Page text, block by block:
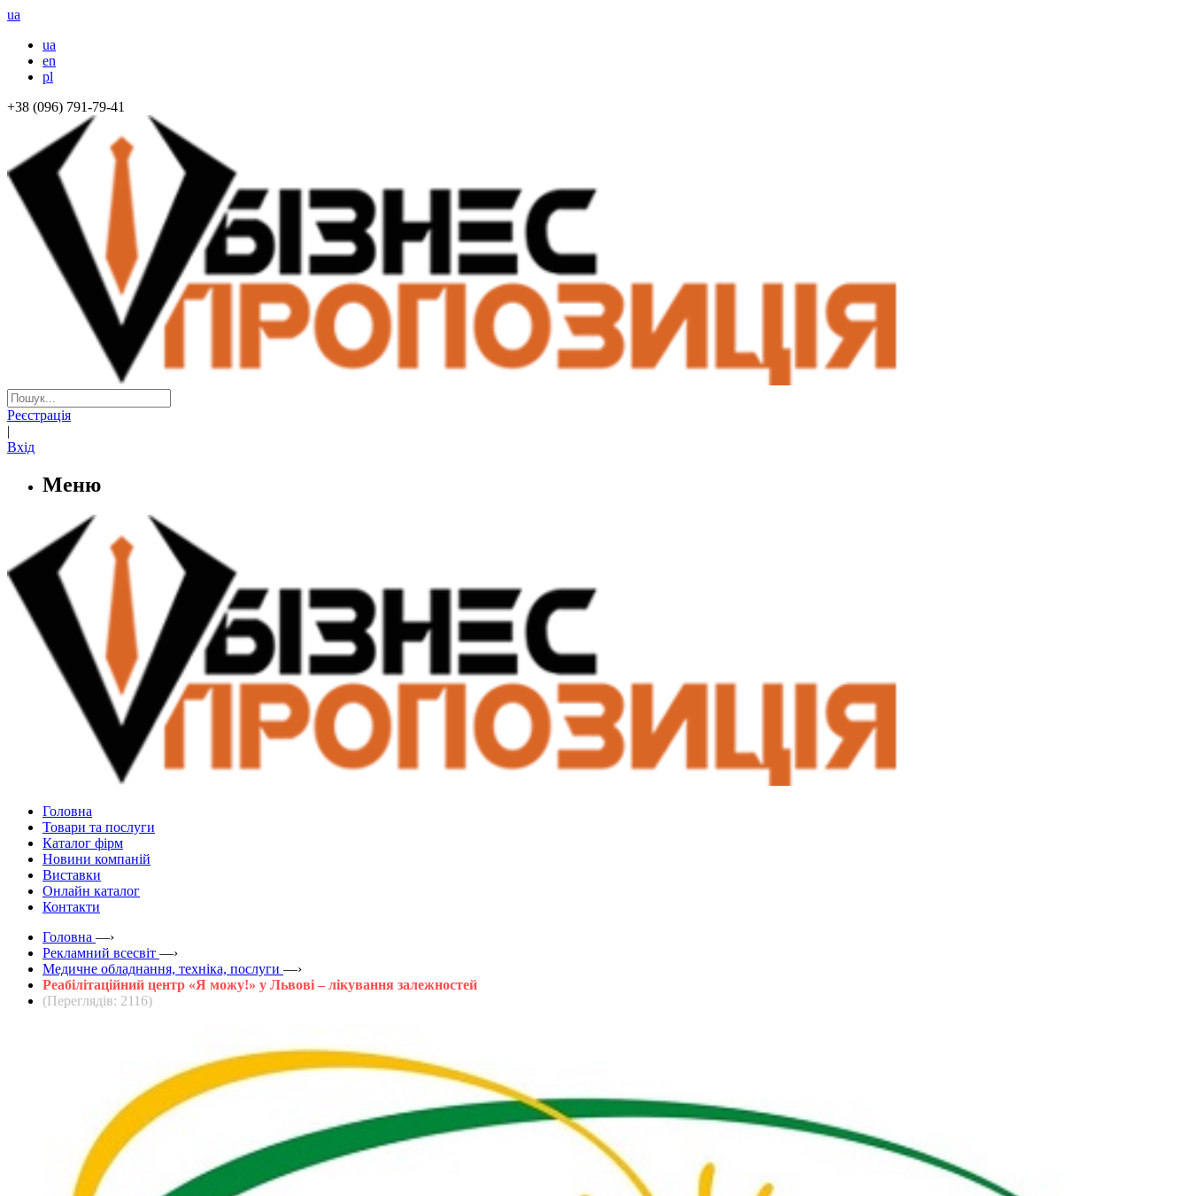
ua
ua
en
pl
+38 (096) 791-79-41
Реєстрація
|
Вхід
Меню
Головна
Товари та послуги
Каталог фірм
Новини компаній
Виставки
Онлайн каталог
Контакти
Головна —›
Рекламний всесвіт —›
Медичне обладнання, техніка, послуги —›
Реабілітаційний центр «Я можу!» у Львові – лікування залежностей
(Переглядів: 2116)